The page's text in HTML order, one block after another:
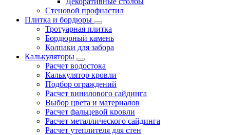
Стеновой профнастил
Плитка и бордюры
Тротуарная плитка
Бордюрный камень
Колпаки для забора
Калькуляторы
Расчет водостока
Калькулятор кровли
Подбор ограждений
Расчет винилового сайдинга
Выбор цвета и материалов
Расчет фальцевой кровли
Расчет металлического сайдинга
Расчет утеплителя для стен